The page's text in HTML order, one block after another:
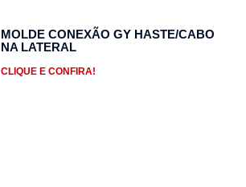
MOLDE CONEXÃO GY HASTE/CABO
NA LATERAL
CLIQUE E CONFIRA!